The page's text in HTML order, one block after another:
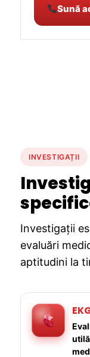
Sună
INVESTIGAȚII
Investigații
evaluări
aptitudini la